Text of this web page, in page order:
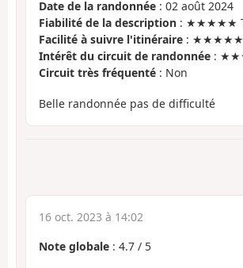
Date de la randonnée : 02 août 2024
Fiabilité de la description : ★★★★★
Facilité à suivre l'itinéraire : ★★★★★
Intérêt du circuit de randonnée :
Circuit très fréquenté : Non
Belle randonnée pas de difficulté
16 oct. 2023 à 14:02
Note globale : 4.7 / 5